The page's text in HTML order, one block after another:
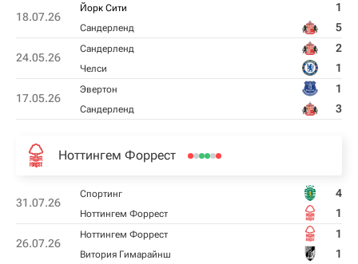
18.07.26
Йорк Сити 1
Сандерленд 5
24.05.26
Сандерленд 2
Челси 1
17.05.26
Эвертон 1
Сандерленд 3
Ноттингем Форрест
31.07.26
Спортинг 4
Ноттингем Форрест 1
26.07.26
Ноттингем Форрест 1
Витория Гимарайнш 1